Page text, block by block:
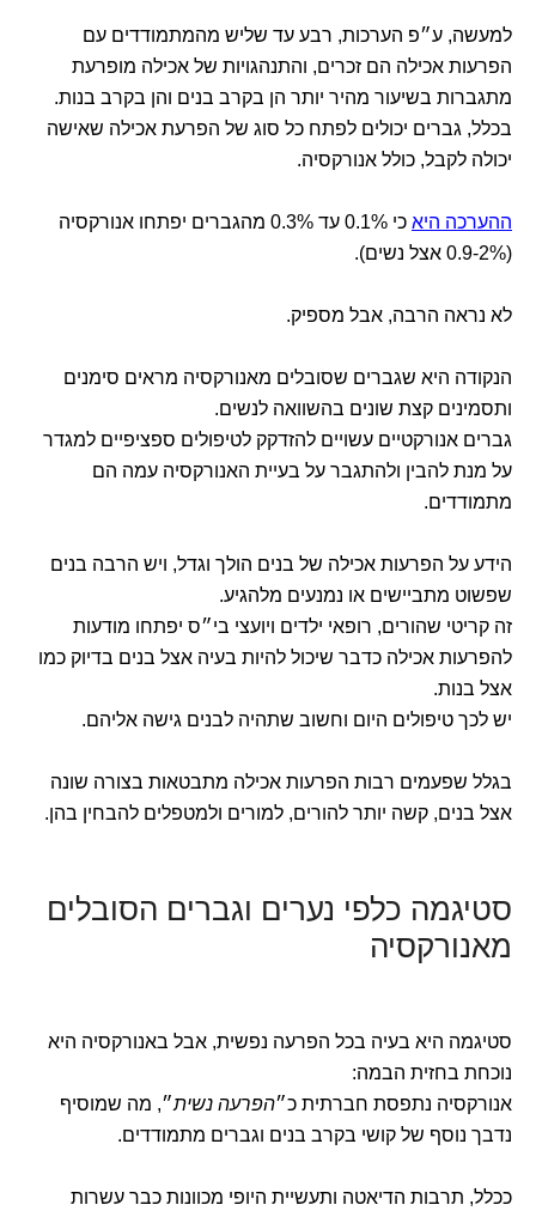
למעשה, ע״פ הערכות, רבע עד שליש מהמתמודדים עם
הפרעות אכילה הם זכרים, והתנהגויות של אכילה מופרעת
מתגברות בשיעור מהיר יותר הן בקרב בנים והן בקרב בנות.
בכלל, גברים יכולים לפתח כל סוג של הפרעת אכילה שאישה
יכולה לקבל, כולל אנורקסיה.
ההערכה היא
כי 0.1% עד 0.3% מהגברים יפתחו אנורקסיה
(0.9-2% אצל נשים).
לא נראה הרבה, אבל מספיק.
הנקודה היא שגברים שסובלים מאנורקסיה מראים סימנים
ותסמינים קצת שונים בהשוואה לנשים.
גברים אנורקטיים עשויים להזדקק לטיפולים ספציפיים למגדר
על מנת להבין ולהתגבר על בעיית האנורקסיה עמה הם
מתמודדים.
הידע על הפרעות אכילה של בנים הולך וגדל, ויש הרבה בנים
שפשוט מתביישים או נמנעים מלהגיע.
זה קריטי שהורים, רופאי ילדים ויועצי בי״ס יפתחו מודעות
להפרעות אכילה כדבר שיכול להיות בעיה אצל בנים בדיוק כמו
אצל בנות.
יש לכך טיפולים היום וחשוב שתהיה לבנים גישה אליהם.
בגלל שפעמים רבות הפרעות אכילה מתבטאות בצורה שונה
אצל בנים, קשה יותר להורים, למורים ולמטפלים להבחין בהן.
סטיגמה כלפי נערים וגברים הסובלים
מאנורקסיה
סטיגמה היא בעיה בכל הפרעה נפשית, אבל באנורקסיה היא
נוכחת בחזית הבמה:
אנורקסיה נתפסת חברתית כ״הפרעה נשית״, מה שמוסיף
נדבך נוסף של קושי בקרב בנים וגברים מתמודדים.
ככלל, תרבות הדיאטה ותעשיית היופי מכוונות כבר עשרות